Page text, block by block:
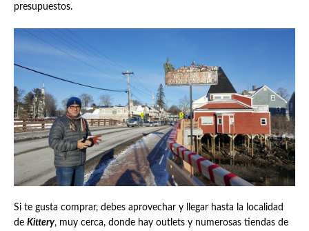
presupuestos.
Si te gusta comprar, debes aprovechar y llegar hasta la localidad
de Kittery, muy cerca, donde hay outlets y numerosas tiendas de